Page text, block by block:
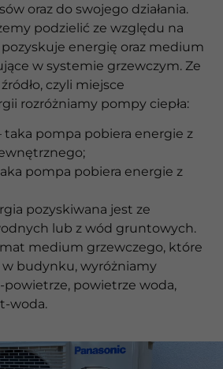
oraz do swojego działania.
podzielić ze względu na
energię oraz medium
w systemie grzewczym. Ze
czyli miejsce
rozróżniamy pompy ciepła:
taka pompa pobiera energie z
pompa pobiera energie z
pozyskiwana jest ze
lub z wód gruntowych.
medium grzewczego, które
budynku, wyróżniamy
powietrze woda,
woda.